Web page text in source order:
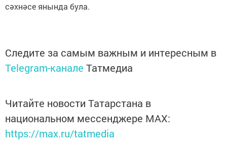
сәхнәсе янында була.
Следите за самым важным и интересным в
Telegram-канале Татмедиа
Читайте новости Татарстана в
национальном мессенджере MАХ:
https://max.ru/tatmedia